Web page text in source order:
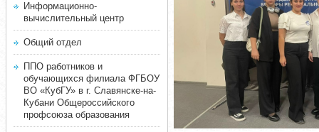
Информационно-
вычислительный центр
Общий отдел
ППО работников и
обучающихся филиала ФГБОУ
ВО «КубГУ» в г. Славянске-на-
Кубани Общероссийского
профсоюза образования